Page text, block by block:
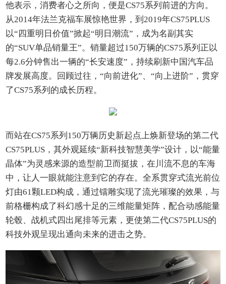
他表示，消费者心之所向，便是CS75系列前进的方向。
从2014年法兰克福车展惊艳世界，到2019年CS75PLUS
以“四重明日价值”掀起“明日潮流”，成为名副其实
的“SUV单品销量王”。销量超过150万辆的CS75系列正以
每2.6分钟售出一辆的“长安速度”，持续刷新中国汽车品
牌发展高度。回顾过往，“向前进化”、“向上进阶”，贯穿
了CS75系列的成长历程。
而站在CS75系列150万辆历史新起点上焕新登场的第二代
CS75PLUS，其外观延续“新科技智慧美学”设计，以“能量
晶体”为灵感来源的造型前卫而挺拔，在川流不息的车海
中，让人一眼就能注意到它的存在。全系贯穿式流光前位
灯由61颗LED构成，通过镭雕实现了流光璀璨的效果，与
前格栅构成了科幻感十足的三维能量矩阵，配合动感能量
轮毂、战机式四出尾排等元素，更使第二代CS75PLUS的
科技外观呈现出通向未来的进击之势。